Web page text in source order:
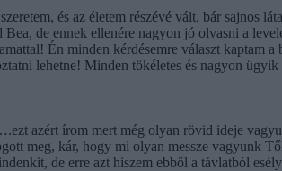
és az életem részévé vált, bár sajnos
Bea, de ennek ellenére nagyon jó olvasni a
Én minden kérdésemre választ kaptam a
lehetne! Minden tökéletes és nagyon ügyik
azért írom mert még olyan rövid ideje
meg, kár, hogy mi olyan messze vagyunk
de erre azt hiszem ebből a távlatból